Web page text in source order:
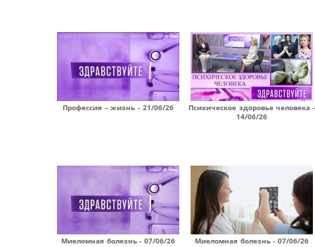
Профессия – жизнь - 21/06/26
Психическое здоровье человека -
14/06/26
Миеломная болезнь - 07/06/26 Миеломная болезнь - 07/06/26